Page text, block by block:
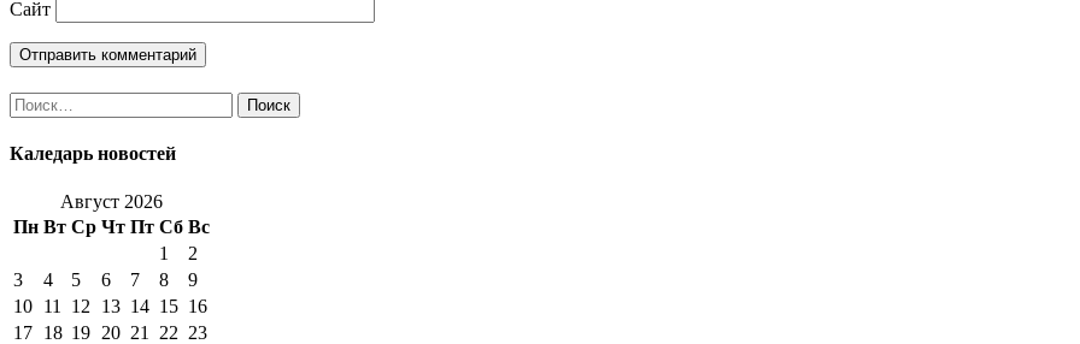
Сайт
Найти:
Каледарь новостей
Август 2026
Пн Вт Ср Чт Пт Сб Вс
1
2
3
4 5 6 7 8
9
10 11 12 13 14 15 16
17 18 19 20 21 22 23